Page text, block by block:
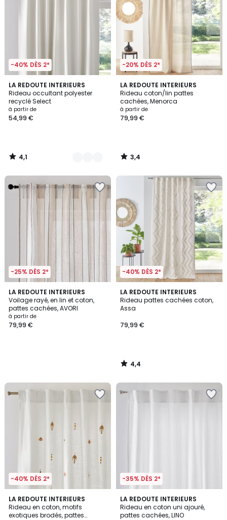
-40% DÈS 2*
LA REDOUTE INTERIEURS
Rideau occultant polyester
recyclé Select
à partir de
54,99 €
4,1
/ 5
2
Couleurs
4,1
/
-20% DÈS 2*
LA REDOUTE INTERIEURS
Rideau coton/lin pattes
cachées, Menorca
à partir de
79,99 €
3,4
/ 5
3,4
/
-25% DÈS 2*
LA REDOUTE INTERIEURS
Voilage rayé, en lin et coton,
pattes cachées, AVORI
à partir de
79,99 €
-40% DÈS 2*
LA REDOUTE INTERIEURS
Rideau pattes cachées coton,
Assa
79,99 €
4,4
/ 5
4,4
/
-40% DÈS 2*
LA REDOUTE INTERIEURS
Rideau en coton, motifs
exotiques brodés, pattes
5
/
5
-35% DÈS 2*
LA REDOUTE INTERIEURS
Rideau en coton uni ajouré,
pattes cachées, LINO
4
/
5